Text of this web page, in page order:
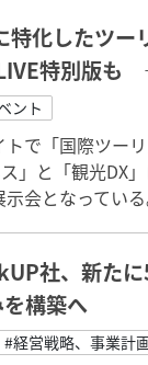
化したツ
特別版も
ント
トで「国際ツー
」と「観光DX
会となっている
社、新た
構築へ
#経営戦略、事業計